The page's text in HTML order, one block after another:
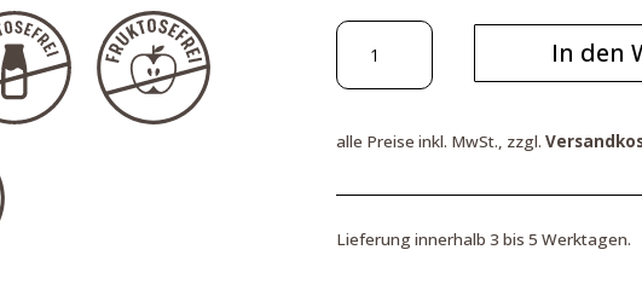
Quinoa
Crunchy,
Knuspermüsli,
g
Menge
In den
alle Preise inkl. MwSt., zzgl.
Lieferung innerhalb 3 bis 5 Werktagen.